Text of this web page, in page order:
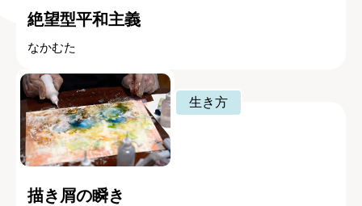
絶望型平和主義
なかむた
生き方
描き屑の瞬き